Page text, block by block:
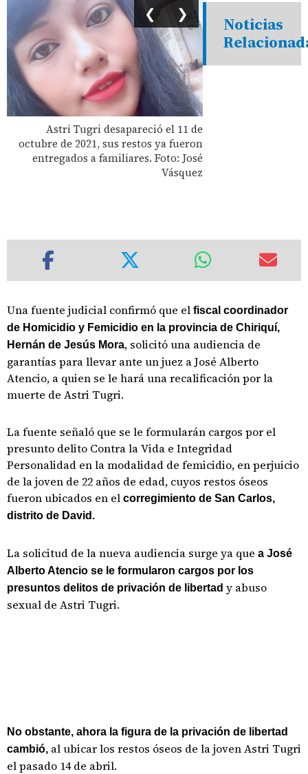
Astri Tugri desapareció el 11 de
octubre de 2021, sus restos ya fueron
entregados a familiares. Foto: José
Vásquez
❮ ❯
Noticias
Una fuente judicial confirmó que el fiscal coordinador
de Homicidio y Femicidio en la provincia de Chiriquí,
Hernán de Jesús Mora, solicitó una audiencia de
garantías para llevar ante un juez a José Alberto
Atencio, a quien se le hará una recalificación por la
muerte de Astri Tugri.
La fuente señaló que se le formularán cargos por el
presunto delito Contra la Vida e Integridad
Personalidad en la modalidad de femicidio, en perjuicio
de la joven de 22 años de edad, cuyos restos óseos
fueron ubicados en el corregimiento de San Carlos,
distrito de David.
La solicitud de la nueva audiencia surge ya que a José
Alberto Atencio se le formularon cargos por los
presuntos delitos de privación de libertad y abuso
sexual de Astri Tugri.
No obstante, ahora la figura de la privación de libertad
cambió, al ubicar los restos óseos de la joven Astri Tugri
el pasado 14 de abril.